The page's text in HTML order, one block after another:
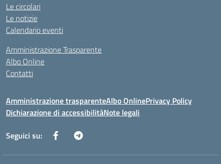
Le circolari
Le notizie
Calendario eventi
Amministrazione Trasparente
Albo Online
Contatti
Amministrazione trasparenteAlbo OnlinePrivacy Policy
Dichiarazione di accessibilitàNote legali
Seguici su: